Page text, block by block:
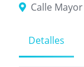
Detalles